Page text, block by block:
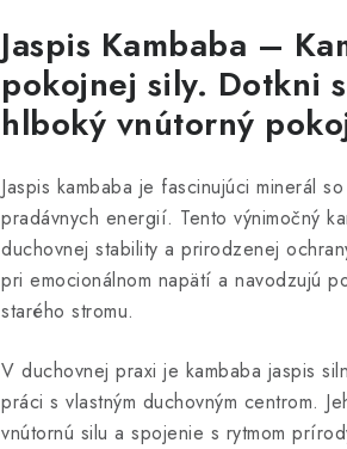
Jaspis Kambaba –
pokojnej sily. Dotkni
hlboký vnútorný
Jaspis kambaba je fascinujúci minerál
pradávnych energií. Tento výnimočný
duchovnej stability a prirodzenej
pri emocionálnom napätí a navodzujú
starého stromu.
V duchovnej praxi je kambaba jaspis
práci s vlastným duchovným centrom.
vnútornú silu a spojenie s rytmom